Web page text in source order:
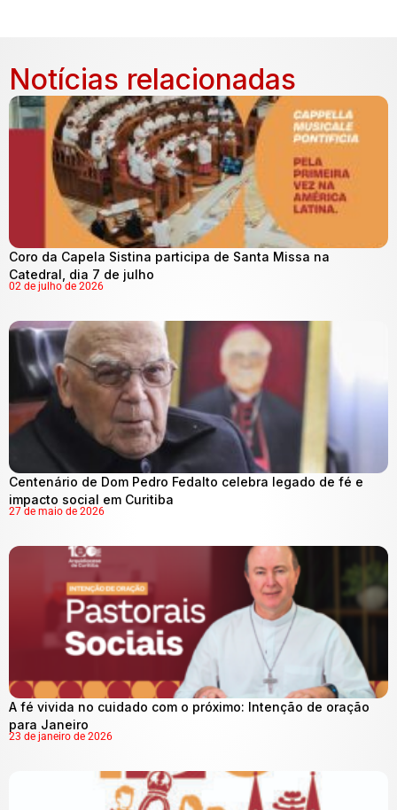
Notícias relacionadas
Coro da Capela Sistina participa de Santa Missa na
Catedral, dia 7 de julho
02 de julho de 2026
Centenário de Dom Pedro Fedalto celebra legado de fé e
impacto social em Curitiba
27 de maio de 2026
A fé vivida no cuidado com o próximo: Intenção de oração
para Janeiro
23 de janeiro de 2026